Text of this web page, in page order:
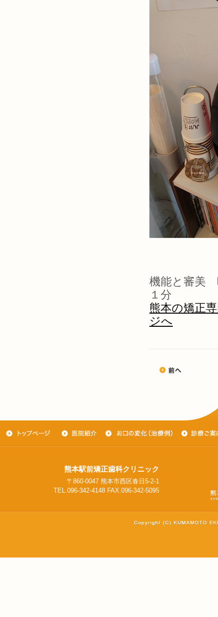
機能と審美
１分
熊本の矯正
ジへ
熊本駅前矯正歯科クリニック
〒860-0047 熊本市西区春日5-2-1
TEL.096-342-4148 FAX.096-342-5095